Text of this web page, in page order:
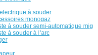
à souder
monogaz
à souder semi-automatique mig
à souder à l’arc